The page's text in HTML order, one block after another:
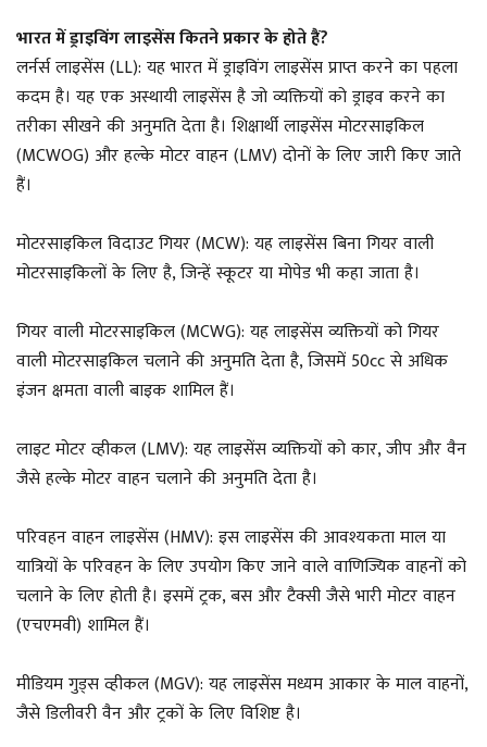
भारत में ड्राइविंग लाइसेंस कितने प्रकार के होते हैं?
लर्नर्स लाइसेंस (LL): यह भारत में ड्राइविंग लाइसेंस प्राप्त करने का पहला
कदम है। यह एक अस्थायी लाइसेंस है जो व्यक्तियों को ड्राइव करने का
तरीका सीखने की अनुमति देता है। शिक्षार्थी लाइसेंस मोटरसाइकिल
(MCWOG) और हल्के मोटर वाहन (LMV) दोनों के लिए जारी किए जाते
हैं।
मोटरसाइकिल विदाउट गियर (MCW): यह लाइसेंस बिना गियर वाली
मोटरसाइकिलों के लिए है, जिन्हें स्कूटर या मोपेड भी कहा जाता है।
गियर वाली मोटरसाइकिल (MCWG): यह लाइसेंस व्यक्तियों को गियर
वाली मोटरसाइकिल चलाने की अनुमति देता है, जिसमें 50cc से अधिक
इंजन क्षमता वाली बाइक शामिल हैं।
लाइट मोटर व्हीकल (LMV): यह लाइसेंस व्यक्तियों को कार, जीप और वैन
जैसे हल्के मोटर वाहन चलाने की अनुमति देता है।
परिवहन वाहन लाइसेंस (HMV): इस लाइसेंस की आवश्यकता माल या
यात्रियों के परिवहन के लिए उपयोग किए जाने वाले वाणिज्यिक वाहनों को
चलाने के लिए होती है। इसमें ट्रक, बस और टैक्सी जैसे भारी मोटर वाहन
(एचएमवी) शामिल हैं।
मीडियम गुड्स व्हीकल (MGV): यह लाइसेंस मध्यम आकार के माल वाहनों,
जैसे डिलीवरी वैन और ट्रकों के लिए विशिष्ट है।